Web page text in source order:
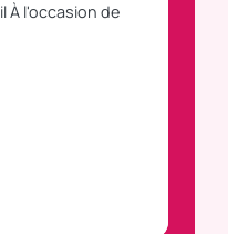
À l'occasion de